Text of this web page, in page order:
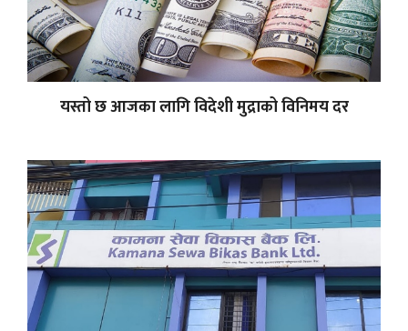
यस्तो छ आजका लागि विदेशी मुद्राको विनिमय दर